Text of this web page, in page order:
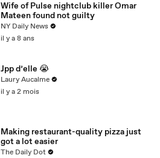
Wife of Pulse nightclub killer Omar
Mateen found not guilty
NY Daily News
il y a 8 ans
Jpp d’elle 😭
Laury Aucalme
il y a 2 mois
Making restaurant-quality pizza just
got a lot easier
The Daily Dot